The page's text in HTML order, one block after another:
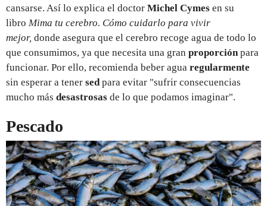
cansarse. Así lo explica el doctor Michel Cymes en su
libro Mima tu cerebro. Cómo cuidarlo para vivir
mejor, donde asegura que el cerebro recoge agua de todo lo
que consumimos, ya que necesita una gran proporción para
funcionar. Por ello, recomienda beber agua regularmente
sin esperar a tener sed para evitar "sufrir consecuencias
mucho más desastrosas de lo que podamos imaginar".
Pescado